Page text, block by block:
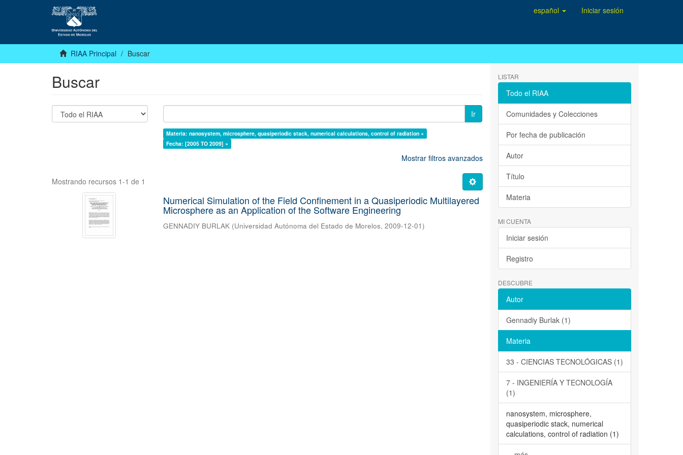
español Iniciar sesión
RIAA Principal Buscar
Buscar
Ir
Materia: nanosystem, microsphere, quasiperiodic stack, numerical calculations, control of radiation ×
Fecha: [2005 TO 2009] ×
Mostrar filtros avanzados
Mostrando recursos 1-1 de 1
Numerical Simulation of the Field Confinement in a Quasiperiodic Multilayered
Microsphere as an Application of the Software Engineering
GENNADIY BURLAK (Universidad Autónoma del Estado de Morelos,2009-12-01)
LISTAR
Todo el RIAA
Comunidades y Colecciones
Por fecha de publicación
Autor
Título
Materia
MI CUENTA
Iniciar sesión
Registro
DESCUBRE
Autor
Gennadiy Burlak (1)
Materia
33 - CIENCIAS TECNOLÓGICAS (1)
7 - INGENIERÍA Y TECNOLOGÍA
(1)
nanosystem, microsphere,
quasiperiodic stack, numerical
calculations, control of radiation (1)